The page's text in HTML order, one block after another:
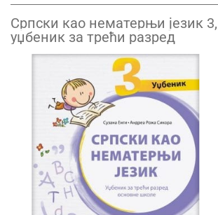
Српски као нематерњи језик 3,
уџбеник за трећи разред